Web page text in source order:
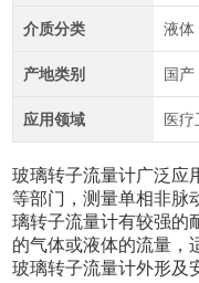
介质分类 液体
产地类别 国产
应用领域 医
玻璃转子流量计广泛应
等部门，测量单相非脉
璃转子流量计有较强的
的气体或液体的流量，
玻璃转子流量计外形及